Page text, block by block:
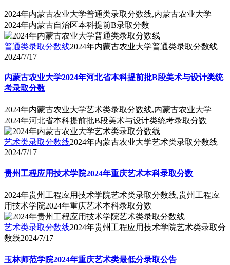
2024年内蒙古农业大学普通类录取分数线,内蒙古农业大学
2024年内蒙古自治区本科提前B录取分数
普通类录取分数线2024年内蒙古农业大学普通类录取分数线
2024/7/17
内蒙古农业大学2024年河北省本科提前批B段美术与设计类统
考录取分数
2024年内蒙古农业大学艺术类录取分数线,内蒙古农业大学
2024年河北省本科提前批B段美术与设计类统考录取分数
艺术类录取分数线2024年内蒙古农业大学艺术类录取分数线
2024/7/17
贵州工程应用技术学院2024年重庆艺术本科录取分数
2024年贵州工程应用技术学院艺术类录取分数线,贵州工程应
用技术学院2024年重庆艺术本科录取分数
艺术类录取分数线2024年贵州工程应用技术学院艺术类录取分
数线2024/7/17
玉林师范学院2024年重庆艺术类最低分录取公告